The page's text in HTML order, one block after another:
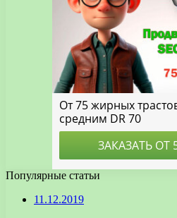
Популярные статьи
11.12.2019